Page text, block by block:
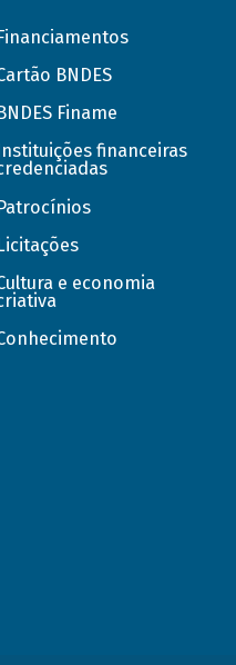
BNDES
BNDES Finame
Instituições financeiras
e economia